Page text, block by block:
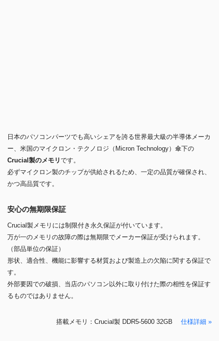
Crucial製のメモリです。
必ずマイクロン製のチップが供給されるため、一定の品質が確保され、
かつ高品質です。
安心の無期限保証
Crucial製メモリには制限付き永久保証が付いています。
（部品単位の保証）
形状、適合性、機能に影響する材質および製造上の欠陥に関する保証で
す。
外部要因での破損、当店のパソコン以外に取り付けた際の相性を保証す
るものではありません。
搭載メモリ：Crucial製 DDR5-5600 32GB
ストレージ